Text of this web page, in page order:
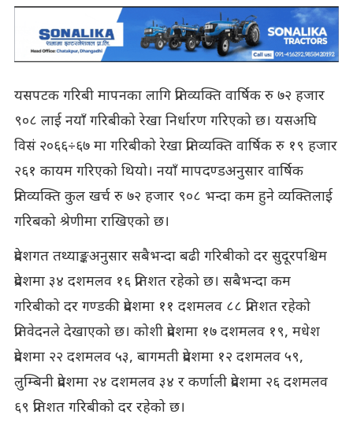
यसपटक गरिबी मापनका लागि प्रतिव्यक्ति वार्षिक रु ७२ हजार
९०८ लाई नयाँ गरिबीको रेखा निर्धारण गरिएको छ। यसअघि
विसं २०६६÷६७ मा गरिबीको रेखा प्रतिव्यक्ति वार्षिक रु १९ हजार
२६१ कायम गरिएको थियो। नयाँ मापदण्डअनुसार वार्षिक
प्रतिव्यक्ति कुल खर्च रु ७२ हजार ९०८ भन्दा कम हुने व्यक्तिलाई
गरिबको श्रेणीमा राखिएको छ।
प्रदेशगत तथ्याङ्कअनुसार सबैभन्दा बढी गरिबीको दर सुदूरपश्चिम
प्रदेशमा ३४ दशमलव १६ प्रतिशत रहेको छ। सबैभन्दा कम
गरिबीको दर गण्डकी प्रदेशमा ११ दशमलव ८८ प्रतिशत रहेको
प्रतिवेदनले देखाएको छ। कोशी प्रदेशमा १७ दशमलव १९, मधेश
प्रदेशमा २२ दशमलव ५३, बागमती प्रदेशमा १२ दशमलव ५९,
लुम्बिनी प्रदेशमा २४ दशमलव ३४ र कर्णाली प्रदेशमा २६ दशमलव
६९ प्रतिशत गरिबीको दर रहेको छ।